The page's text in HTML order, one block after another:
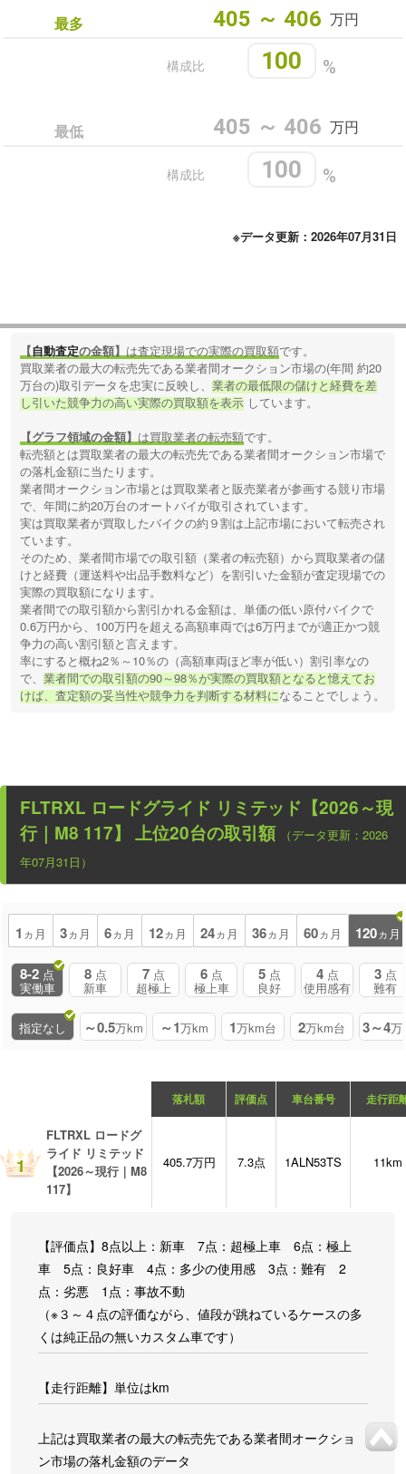
最多 405 ～ 406 万円
%
100
構成比
最低 405 ～ 406 万円
%
100
構成比
※データ更新：2026年07月31日
【自動査定の金額】 は査定現場での実際の買取額です。
買取業者の最大の転売先である業者間オークション市場の(年間 約20
万台の)取引データを忠実に反映し、業者の最低限の儲けと経費を差
し引いた競争力の高い実際の買取額を表示 しています。
【グラフ領域の金額】 は買取業者の転売額です。
転売額とは買取業者の最大の転売先である業者間オークション市場で
の落札金額に当たります。
業者間オークション市場とは買取業者と販売業者が参画する競り市場
で、年間に約20万台のオートバイが取引されています。
実は買取業者が買取したバイクの約９割は上記市場において転売され
ています。
そのため、業者間市場での取引額（業者の転売額）から買取業者の儲
けと経費（運送料や出品手数料など）を割引いた金額が査定現場での
実際の買取額になります。
業者間での取引額から割引かれる金額は、単価の低い原付バイクで
0.6万円から、100万円を超える高額車両では6万円までが適正かつ競
争力の高い割引額と言えます。
率にすると概ね2％～10％の（高額車両ほど率が低い）割引率なの
で、業者間での取引額の90～98％が実際の買取額となると憶えてお
けば、査定額の妥当性や競争力を判断する材料になることでしょう。
FLTRXL ロードグライド リミテッド【2026～現
行｜M8 117】 上位20台の取引額
（データ更新：2026
年07月31日）
1 ヵ月 3ヵ月 6ヵ月 12ヵ月 24ヵ月 36ヵ月 60ヵ月 120ヵ月
8-2 点
実働車
8 点
新車
7 点
超極上
6 点
極上車
5 点
良好
4 点
使用感有
3 点
難有
指定なし ～0.5万km ～1万km 1万km台 2万km台 3～4万
落札額 評価点 車台番号 走行距
1
FLTRXL ロードグ
ライド リミテッド
【2026～現行｜M8
117】
405.7万円 7.3点 1ALN53TS 11km
【評価点】8点以上：新車 7点：超極上車 6点：極上
車 5点：良好車 4点：多少の使用感 3点：難有 2
点：劣悪 1点：事故不動
（※３～４点の評価ながら、値段が跳ねているケースの多
くは純正品の無いカスタム車です）
【走行距離】単位はkm
上記は買取業者の最大の転売先である業者間オークショ
ン市場の落札金額のデータ